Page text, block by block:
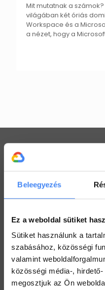
Beleegyezés
Ez a weboldal sütiket
Sütiket használunk a
szabásához, közösségi
valamint
közösségi média-,
megosztjuk az Ön
Mit mutatnak a
világában két óriás
Workspace és a
a nézet, hogy a
Workspace praktikák
Használj megosztott
Értekezlet szervezése
2022. július 25.
Hogyan ellenőrizd a
2022. július 19.